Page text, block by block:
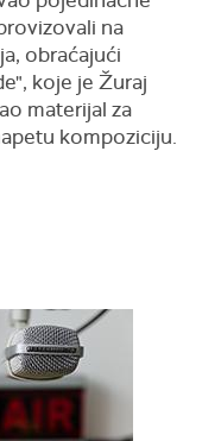
na
obraćajući
koje je Žuraj
materijal za
kompoziciju.